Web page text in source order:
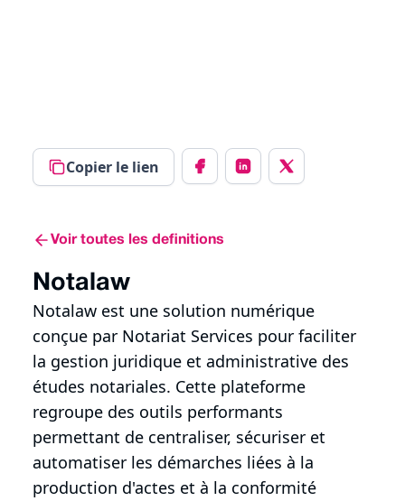
Copier le lien
Voir toutes les definitions
Notalaw
Notalaw est une solution numérique
conçue par Notariat Services pour faciliter
la gestion juridique et administrative des
études notariales. Cette plateforme
regroupe des outils performants
permettant de centraliser, sécuriser et
automatiser les démarches liées à la
production d'actes et à la conformité